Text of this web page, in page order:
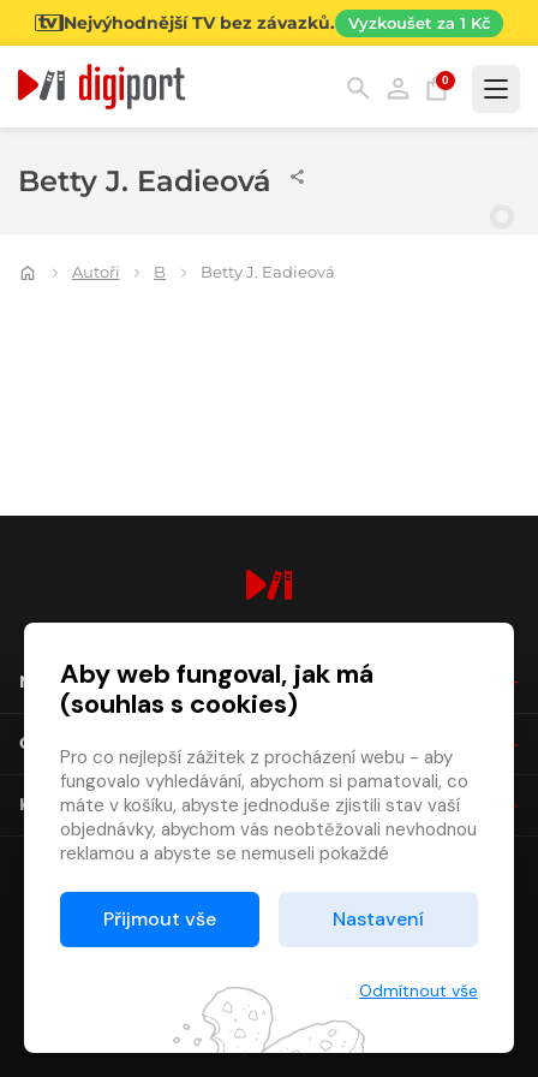
Nejvýhodnější TV bez závazků. Vyzkoušet za 1 Kč
0
Betty J. Eadieová
Autoři B Betty J. Eadieová
NÁKUP
O SPOLEČNOSTI
KONTAKT
Aby web fungoval, jak má
(souhlas s cookies)
Pro co nejlepší zážitek z procházení webu - aby
fungovalo vyhledávání, abychom si pamatovali, co
máte v košíku, abyste jednoduše zjistili stav vaší
objednávky, abychom vás neobtěžovali nevhodnou
reklamou a abyste se nemuseli pokaždé
Proto od vás potřebujeme souhlas se
zpracováním souborů cookies
Děkujeme, že nám ho dáte a pomůžete nám tak
Přijmout vše Nastavení
Odmítnout vše